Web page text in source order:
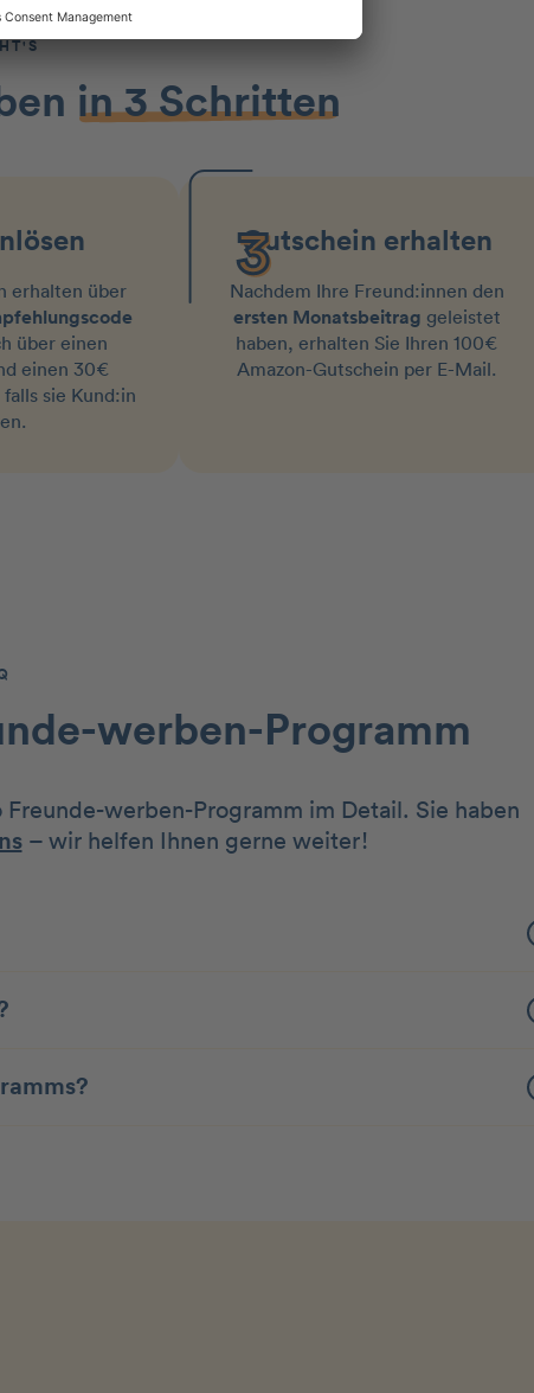
in 3 Schritten
erhalten über
über einen
einen 30€
sie Kund:in
Gutschein erhalten
Nachdem Ihre Freund:innen den
ersten Monatsbeitrag geleistet
haben, erhalten Sie Ihren 100€
Amazon-Gutschein per E-Mail.
werben-Programm
werben-Programm im Detail. Sie haben
– wir helfen Ihnen gerne weiter!